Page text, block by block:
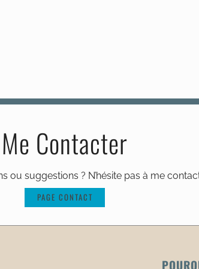
Me Contacter
ou suggestions ? N’hésite pas à me
PAGE CONTACT